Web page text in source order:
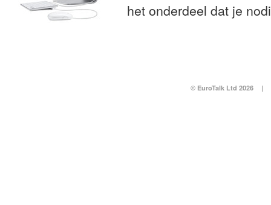
het onderdeel dat je
© EuroTalk Ltd 2026 |